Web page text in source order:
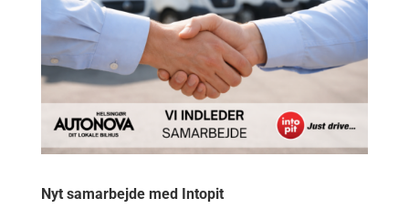
Nyt samarbejde med Intopit